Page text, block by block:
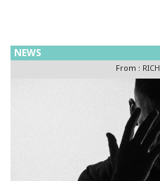
RM 55-01 マニュアル ～ 無
しい超軽量スケルトン手巻き
NEWS
From :